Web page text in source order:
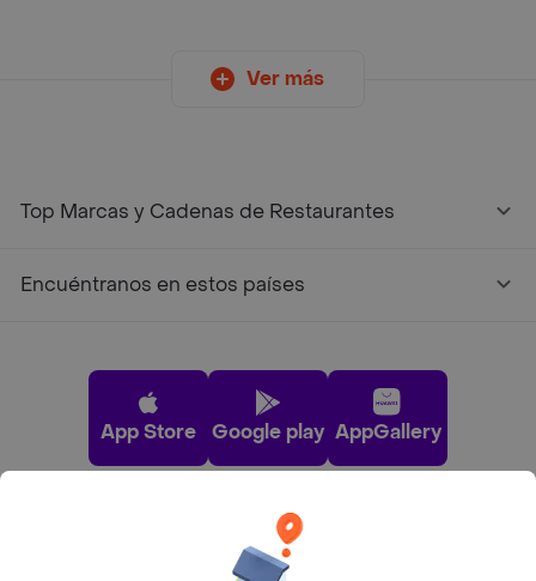
Ver más
Top Marcas y Cadenas de Restaurantes
Encuéntranos en estos países
App Store Google play AppGallery
Pide tu comida favorita cerca de ti